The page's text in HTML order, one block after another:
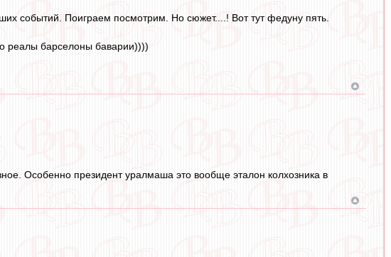
событий. Поиграем посмотрим. Но сюжет....! Вот тут федуну пять.
реалы барселоны баварии))))
Особенно президент уралмаша это вообще эталон колхозника в